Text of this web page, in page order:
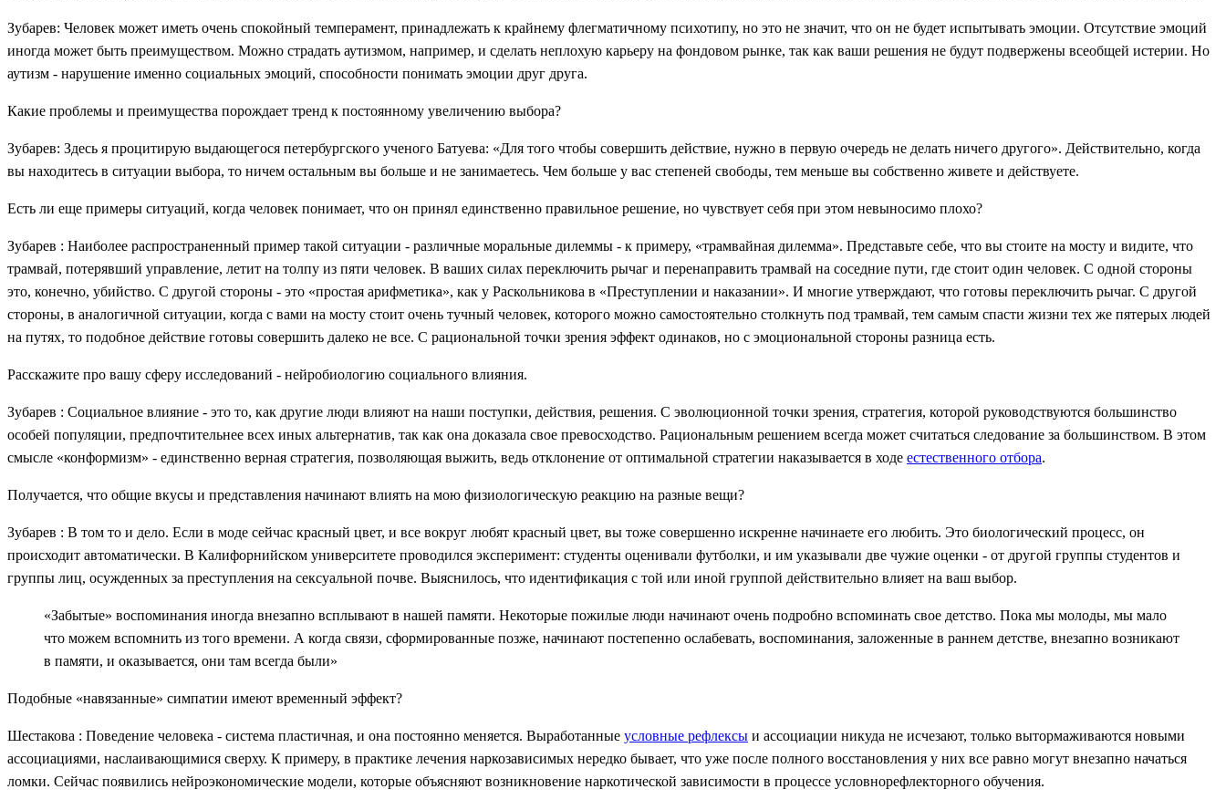
Зубарев: Человек может иметь очень спокойный темперамент, принадлежать к крайнему флегматичному психотипу, но это не значит, что он не будет испытывать эмоции. Отсутствие эмоций
иногда может быть преимуществом. Можно страдать аутизмом, например, и сделать неплохую карьеру на фондовом рынке, так как ваши решения не будут подвержены всеобщей истерии. Но
аутизм - нарушение именно социальных эмоций, способности понимать эмоции друг друга.
Какие проблемы и преимущества порождает тренд к постоянному увеличению выбора?
Зубарев: Здесь я процитирую выдающегося петербургского ученого Батуева: «Для того чтобы совершить действие, нужно в первую очередь не делать ничего другого». Действительно, когда
вы находитесь в ситуации выбора, то ничем остальным вы больше и не занимаетесь. Чем больше у вас степеней свободы, тем меньше вы собственно живете и действуете.
Есть ли еще примеры ситуаций, когда человек понимает, что он принял единственно правильное решение, но чувствует себя при этом невыносимо плохо?
Зубарев : Наиболее распространенный пример такой ситуации - различные моральные дилеммы - к примеру, «трамвайная дилемма». Представьте себе, что вы стоите на мосту и видите, что
трамвай, потерявший управление, летит на толпу из пяти человек. В ваших силах переключить рычаг и перенаправить трамвай на соседние пути, где стоит один человек. С одной стороны
это, конечно, убийство. С другой стороны - это «простая арифметика», как у Раскольникова в «Преступлении и наказании». И многие утверждают, что готовы переключить рычаг. С другой
стороны, в аналогичной ситуации, когда с вами на мосту стоит очень тучный человек, которого можно самостоятельно столкнуть под трамвай, тем самым спасти жизни тех же пятерых людей
на путях, то подобное действие готовы совершить далеко не все. С рациональной точки зрения эффект одинаков, но с эмоциональной стороны разница есть.
Расскажите про вашу сферу исследований - нейробиологию социального влияния.
Зубарев : Социальное влияние - это то, как другие люди влияют на наши поступки, действия, решения. С эволюционной точки зрения, стратегия, которой руководствуются большинство
особей популяции, предпочтительнее всех иных альтернатив, так как она доказала свое превосходство. Рациональным решением всегда может считаться следование за большинством. В этом
смысле «конформизм» - единственно верная стратегия, позволяющая выжить, ведь отклонение от оптимальной стратегии наказывается в ходе естественного отбора.
Получается, что общие вкусы и представления начинают влиять на мою физиологическую реакцию на разные вещи?
Зубарев : В том то и дело. Если в моде сейчас красный цвет, и все вокруг любят красный цвет, вы тоже совершенно искренне начинаете его любить. Это биологический процесс, он
происходит автоматически. В Калифорнийском университете проводился эксперимент: студенты оценивали футболки, и им указывали две чужие оценки - от другой группы студентов и
группы лиц, осужденных за преступления на сексуальной почве. Выяснилось, что идентификация с той или иной группой действительно влияет на ваш выбор.
«Забытые» воспоминания иногда внезапно всплывают в нашей памяти. Некоторые пожилые люди начинают очень подробно вспоминать свое детство. Пока мы молоды, мы мало
что можем вспомнить из того времени. А когда связи, сформированные позже, начинают постепенно ослабевать, воспоминания, заложенные в раннем детстве, внезапно возникают
в памяти, и оказывается, они там всегда были»
Подобные «навязанные» симпатии имеют временный эффект?
Шестакова : Поведение человека - система пластичная, и она постоянно меняется. Выработанные условные рефлексы и ассоциации никуда не исчезают, только вытормаживаются новыми
ассоциациями, наслаивающимися сверху. К примеру, в практике лечения наркозависимых нередко бывает, что уже после полного восстановления у них все равно могут внезапно начаться
ломки. Сейчас появились нейроэкономические модели, которые объясняют возникновение наркотической зависимости в процессе условнорефлекторного обучения.